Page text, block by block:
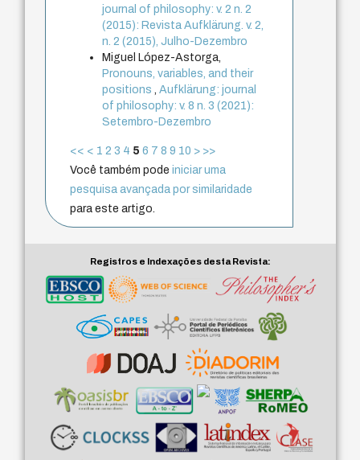
journal of philosophy: v. 2 n. 2
(2015): Revista Aufklärung. v. 2,
n. 2 (2015), Julho-Dezembro
Miguel López-Astorga,
Pronouns, variables, and their
positions
,Aufklärung: journal
of philosophy: v. 8 n. 3 (2021):
Setembro-Dezembro
<< < 1 2 3 4 5 6 7 8 9 10 > >>
Você também podeiniciar uma
pesquisa avançada por similaridade
para este artigo.
Registros e Indexações desta Revista: